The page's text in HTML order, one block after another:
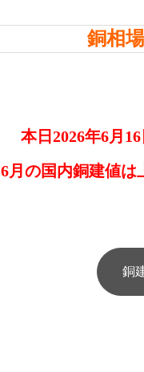
銅相
本日2026年6月
6月の国内銅建値は
銅